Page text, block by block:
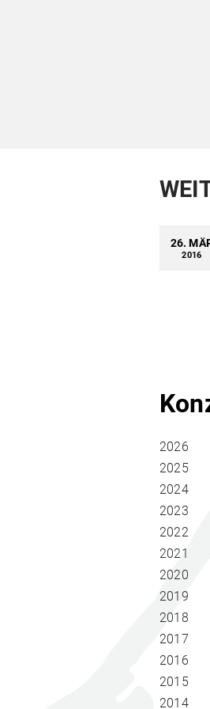
26.
2016
2026
2025
2024
2023
2022
2021
2020
2019
2018
2017
2016
2015
2014